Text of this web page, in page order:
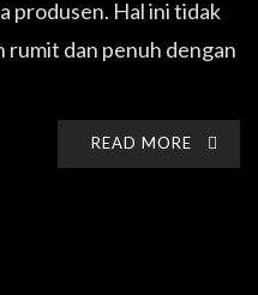
produsen. Hal ini tidak
rumit dan penuh dengan
READ MORE